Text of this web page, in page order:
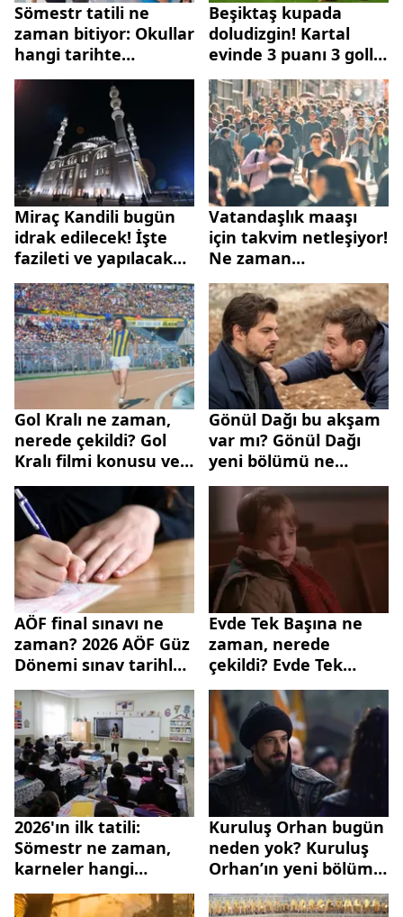
Sömestr tatili ne
zaman bitiyor: Okullar
hangi tarihte
açılacak? 2025-2026
MEB takvimi
Beşiktaş kupada
doludizgin! Kartal
evinde 3 puanı 3 golle
aldı
Miraç Kandili bugün
idrak edilecek! İşte
fazileti ve yapılacak
ibadetler
Vatandaşlık maaşı
için takvim netleşiyor!
Ne zaman
başlayacak? Kimler
yararlanacak?
Gol Kralı ne zaman,
nerede çekildi? Gol
Kralı filmi konusu ve
oyuncuları
Gönül Dağı bu akşam
var mı? Gönül Dağı
yeni bölümü ne
zaman?
AÖF final sınavı ne
zaman? 2026 AÖF Güz
Dönemi sınav tarihleri
ve saatleri
Evde Tek Başına ne
zaman, nerede
çekildi? Evde Tek
Başına filmi konusu
ve oyuncuları
2026'ın ilk tatili:
Sömestr ne zaman,
karneler hangi
tarihte alınacak?
Kuruluş Orhan bugün
neden yok? Kuruluş
Orhan’ın yeni bölümü
ne zaman?